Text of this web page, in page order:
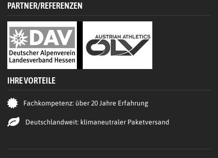
PARTNER/REFERENZEN
IHRE VORTEILE
Fachkompetenz: über 20 Jahre Erfahrung
Deutschlandweit: klimaneutraler Paketversand